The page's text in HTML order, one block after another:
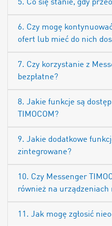
5. Co się stanie, gdy
6. Czy mogę
ofert lub mieć do nich
7. Czy korzystanie z
bezpłatne?
8. Jakie funkcje są
TIMOCOM?
9. Jakie dodatkowe
zintegrowane?
10. Czy Messenger
również na urządzeniach
11. Jak mogę zgłosić